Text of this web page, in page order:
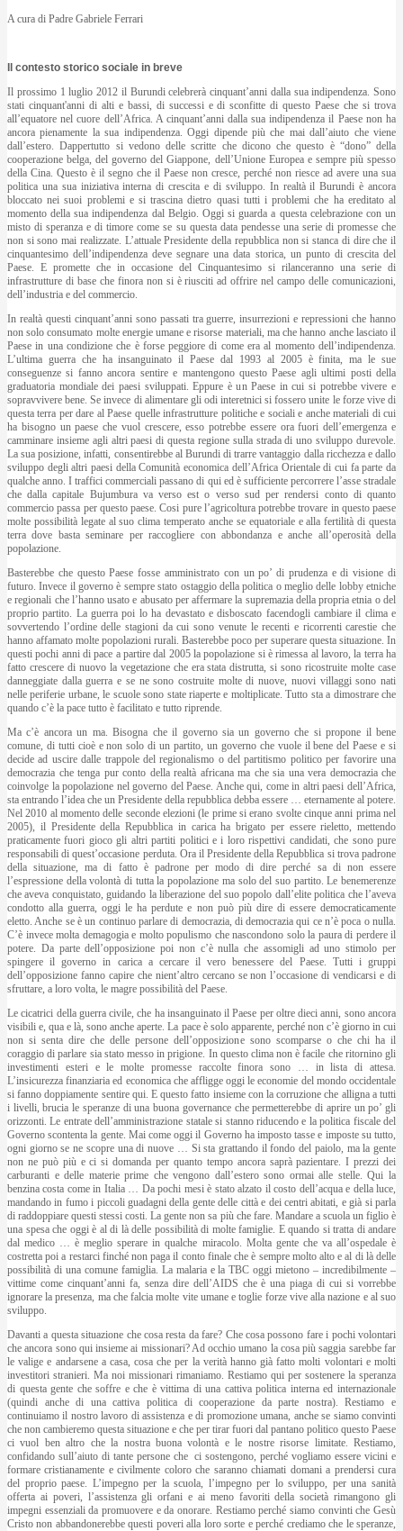
A cura di Padre Gabriele Ferrari
Il contesto storico sociale in breve
Il prossimo 1 luglio 2012 il Burundi celebrerà cinquant’anni dalla sua indipendenza. Sono
stati cinquant'anni di alti e bassi, di successi e di sconfitte di questo Paese che si trova
all’equatore nel cuore dell’Africa. A cinquant’anni dalla sua indipendenza il Paese non ha
ancora pienamente la sua indipendenza. Oggi dipende più che mai dall’aiuto che viene
dall’estero. Dappertutto si vedono delle scritte che dicono che questo è “dono” della
cooperazione belga, del governo del Giappone, dell’Unione Europea e sempre più spesso
della Cina. Questo è il segno che il Paese non cresce, perché non riesce ad avere una sua
politica una sua iniziativa interna di crescita e di sviluppo. In realtà il Burundi è ancora
bloccato nei suoi problemi e si trascina dietro quasi tutti i problemi che ha ereditato al
momento della sua indipendenza dal Belgio. Oggi si guarda a questa celebrazione con un
misto di speranza e di timore come se su questa data pendesse una serie di promesse che
non si sono mai realizzate. L’attuale Presidente della repubblica non si stanca di dire che il
cinquantesimo dell’indipendenza deve segnare una data storica, un punto di crescita del
Paese. E promette che in occasione del Cinquantesimo si rilanceranno una serie di
infrastrutture di base che finora non si è riusciti ad offrire nel campo delle comunicazioni,
dell’industria e del commercio.
In realtà questi cinquant’anni sono passati tra guerre, insurrezioni e repressioni che hanno
non solo consumato molte energie umane e risorse materiali, ma che hanno anche lasciato il
Paese in una condizione che è forse peggiore di come era al momento dell’indipendenza.
L’ultima guerra che ha insanguinato il Paese dal 1993 al 2005 è finita, ma le sue
conseguenze si fanno ancora sentire e mantengono questo Paese agli ultimi posti della
graduatoria mondiale dei paesi sviluppati. Eppure è un Paese in cui si potrebbe vivere e
sopravvivere bene. Se invece di alimentare gli odi interetnici si fossero unite le forze vive di
questa terra per dare al Paese quelle infrastrutture politiche e sociali e anche materiali di cui
ha bisogno un paese che vuol crescere, esso potrebbe essere ora fuori dell’emergenza e
camminare insieme agli altri paesi di questa regione sulla strada di uno sviluppo durevole.
La sua posizione, infatti, consentirebbe al Burundi di trarre vantaggio dalla ricchezza e dallo
sviluppo degli altri paesi della Comunità economica dell’Africa Orientale di cui fa parte da
qualche anno. I traffici commerciali passano di qui ed è sufficiente percorrere l’asse stradale
che dalla capitale Bujumbura va verso est o verso sud per rendersi conto di quanto
commercio passa per questo paese. Cosi pure l’agricoltura potrebbe trovare in questo paese
molte possibilità legate al suo clima temperato anche se equatoriale e alla fertilità di questa
terra dove basta seminare per raccogliere con abbondanza e anche all’operosità della
popolazione.
Basterebbe che questo Paese fosse amministrato con un po’ di prudenza e di visione di
futuro. Invece il governo è sempre stato ostaggio della politica o meglio delle lobby etniche
e regionali che l’hanno usato e abusato per affermare la supremazia della propria etnia o del
proprio partito. La guerra poi lo ha devastato e disboscato facendogli cambiare il clima e
sovvertendo l’ordine delle stagioni da cui sono venute le recenti e ricorrenti carestie che
hanno affamato molte popolazioni rurali. Basterebbe poco per superare questa situazione. In
questi pochi anni di pace a partire dal 2005 la popolazione si è rimessa al lavoro, la terra ha
fatto crescere di nuovo la vegetazione che era stata distrutta, si sono ricostruite molte case
danneggiate dalla guerra e se ne sono costruite molte di nuove, nuovi villaggi sono nati
nelle periferie urbane, le scuole sono state riaperte e moltiplicate. Tutto sta a dimostrare che
quando c’è la pace tutto è facilitato e tutto riprende.
Ma c’è ancora un ma. Bisogna che il governo sia un governo che si propone il bene
comune, di tutti cioè e non solo di un partito, un governo che vuole il bene del Paese e si
decide ad uscire dalle trappole del regionalismo o del partitismo politico per favorire una
democrazia che tenga pur conto della realtà africana ma che sia una vera democrazia che
coinvolge la popolazione nel governo del Paese. Anche qui, come in altri paesi dell’Africa,
sta entrando l’idea che un Presidente della repubblica debba essere … eternamente al potere.
Nel 2010 al momento delle seconde elezioni (le prime si erano svolte cinque anni prima nel
2005), il Presidente della Repubblica in carica ha brigato per essere rieletto, mettendo
praticamente fuori gioco gli altri partiti politici e i loro rispettivi candidati, che sono pure
responsabili di quest’occasione perduta. Ora il Presidente della Repubblica si trova padrone
della situazione, ma di fatto è padrone per modo di dire perché sa di non essere
l’espressione della volontà di tutta la popolazione ma solo del suo partito. Le benemerenze
che aveva conquistato, guidando la liberazione del suo popolo dall’elite politica che l’aveva
condotto alla guerra, oggi le ha perdute e non può più dire di essere democraticamente
eletto. Anche se è un continuo parlare di democrazia, di democrazia qui ce n’è poca o nulla.
C’è invece molta demagogia e molto populismo che nascondono solo la paura di perdere il
potere. Da parte dell’opposizione poi non c’è nulla che assomigli ad uno stimolo per
spingere il governo in carica a cercare il vero benessere del Paese. Tutti i gruppi
dell’opposizione fanno capire che nient’altro cercano se non l’occasione di vendicarsi e di
sfruttare, a loro volta, le magre possibilità del Paese.
Le cicatrici della guerra civile, che ha insanguinato il Paese per oltre dieci anni, sono ancora
visibili e, qua e là, sono anche aperte. La pace è solo apparente, perché non c’è giorno in cui
non si senta dire che delle persone dell’opposizione sono scomparse o che chi ha il
coraggio di parlare sia stato messo in prigione. In questo clima non è facile che ritornino gli
investimenti esteri e le molte promesse raccolte finora sono … in lista di attesa.
L’insicurezza finanziaria ed economica che affligge oggi le economie del mondo occidentale
si fanno doppiamente sentire qui. E questo fatto insieme con la corruzione che alligna a tutti
i livelli, brucia le speranze di una buona governance che permetterebbe di aprire un po’ gli
orizzonti. Le entrate dell’amministrazione statale si stanno riducendo e la politica fiscale del
Governo scontenta la gente. Mai come oggi il Governo ha imposto tasse e imposte su tutto,
ogni giorno se ne scopre una di nuove … Si sta grattando il fondo del paiolo, ma la gente
non ne può più e ci si domanda per quanto tempo ancora saprà pazientare. I prezzi dei
carburanti e delle materie prime che vengono dall’estero sono ormai alle stelle. Qui la
benzina costa come in Italia … Da pochi mesi è stato alzato il costo dell’acqua e della luce,
mandando in fumo i piccoli guadagni della gente delle città e dei centri abitati, e già si parla
di raddoppiare questi stessi costi. La gente non sa più che fare. Mandare a scuola un figlio è
una spesa che oggi è al di là delle possibilità di molte famiglie. E quando si tratta di andare
dal medico … è meglio sperare in qualche miracolo. Molta gente che va all’ospedale è
costretta poi a restarci finché non paga il conto finale che è sempre molto alto e al di là delle
possibilità di una comune famiglia. La malaria e la TBC oggi mietono – incredibilmente –
vittime come cinquant’anni fa, senza dire dell’AIDS che è una piaga di cui si vorrebbe
ignorare la presenza, ma che falcia molte vite umane e toglie forze vive alla nazione e al suo
sviluppo.
Davanti a questa situazione che cosa resta da fare? Che cosa possono fare i pochi volontari
che ancora sono qui insieme ai missionari? Ad occhio umano la cosa più saggia sarebbe far
le valige e andarsene a casa, cosa che per la verità hanno già fatto molti volontari e molti
investitori stranieri. Ma noi missionari rimaniamo. Restiamo qui per sostenere la speranza
di questa gente che soffre e che è vittima di una cattiva politica interna ed internazionale
(quindi anche di una cattiva politica di cooperazione da parte nostra). Restiamo e
continuiamo il nostro lavoro di assistenza e di promozione umana, anche se siamo convinti
che non cambieremo questa situazione e che per tirar fuori dal pantano politico questo Paese
ci vuol ben altro che la nostra buona volontà e le nostre risorse limitate. Restiamo,
confidando sull’aiuto di tante persone che ci sostengono, perché vogliamo essere vicini e
formare cristianamente e civilmente coloro che saranno chiamati domani a prendersi cura
del proprio paese. L’impegno per la scuola, l’impegno per lo sviluppo, per una sanità
offerta ai poveri, l’assistenza gli orfani e ai meno favoriti della società rimangono gli
impegni essenziali da promuovere e da onorare. Restiamo perché siamo convinti che Gesù
Cristo non abbandonerebbe questi poveri alla loro sorte e perché crediamo che le speranze,